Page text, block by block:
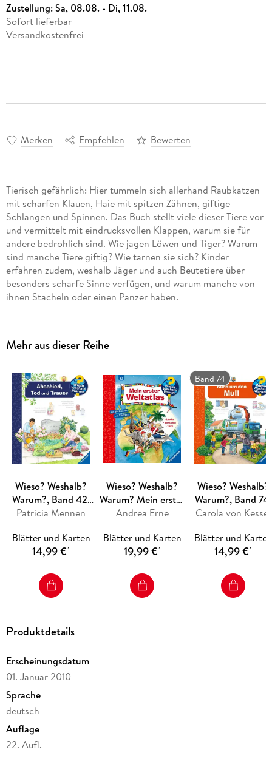
Zustellung:Sa, 08.08. - Di, 11.08.
Sofort lieferbar
Versandkostenfrei
Merken Empfehlen Bewerten
Tierisch gefährlich: Hier tummeln sich allerhand Raubkatzen
mit scharfen Klauen, Haie mit spitzen Zähnen, giftige
Schlangen und Spinnen. Das Buch stellt viele dieser Tiere vor
und vermittelt mit eindrucksvollen Klappen, warum sie für
andere bedrohlich sind. Wie jagen Löwen und Tiger? Warum
sind manche Tiere giftig? Wie tarnen sie sich? Kinder
erfahren zudem, weshalb Jäger und auch Beutetiere über
besonders scharfe Sinne verfügen, und warum manche von
ihnen Stacheln oder einen Panzer haben.
Jeden Tag entdecken Kinder etwas Neues - da kommen viele
Fragen auf. Warum sind die Dinosaurier ausgestorben? Wo ist
die Sonne in der Nacht? Wozu brauchen wir das Blut? Die
beliebte Sachbuchreihe Wieso? Weshalb? Warum? gibt
Kindern Antworten auf Augenhöhe. Dabei werden die
unterschiedlichsten Themen aus der Alltags- und
Interessenswelt der Kinder altersgerecht und mit viel Liebe
zum Detail unter die Lupe genommen.
Detailreiche Bilder, verständliche Sachtexte und
veranschaulichen und hinter die Dinge blicken lassen,
ermöglichen Kindern, sich ihre Themen selbst zu erschließen.
Der Spaß am eigenhändigen Entdecken, die liebevolle
garantieren langanhaltende Freude an jedem einzelnen Buch.
Mehr aus dieser Reihe
Wieso? Weshalb?
Warum?, Band 42:
Abschied, Tod und
Patricia Mennen
Blätter und Karten
14,99 €*
Wieso? Weshalb?
Warum? Mein erster
Weltatlas
Andrea Erne
Blätter und Karten
19,99 €*
Band 74
Wieso? Weshalb?
Warum?, Band 74:
Rund um den Müll
Carola von Kessel
Blätter und Karten
14,99 €*
Produktdetails
Erscheinungsdatum
01. Januar 2010
Sprache
deutsch
Auflage
22. Aufl.